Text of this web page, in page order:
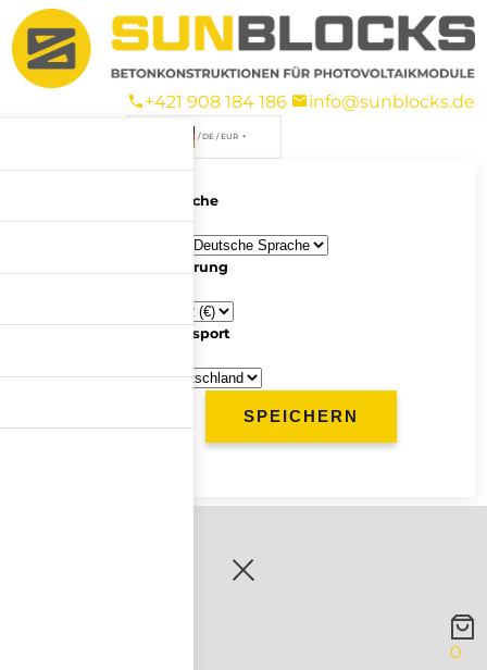
+421 908 184 186 info@sunblocks.de
/ DE / EUR
Sprache
Währung
Transport
0